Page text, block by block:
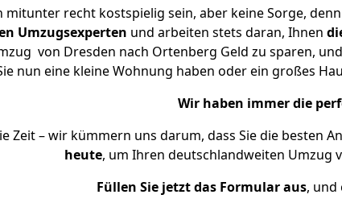
mitunter recht kostspielig sein, aber keine Sorge,
Umzugsexperten und arbeiten stets daran, Ihnen
von Dresden nach Ortenberg Geld zu sparen,
nun eine kleine Wohnung haben oder ein großes
Wir haben immer die
Zeit – wir kümmern uns darum, dass Sie die besten
heute, um Ihren deutschlandweiten Umzug
Füllen Sie jetzt das Formular aus, und